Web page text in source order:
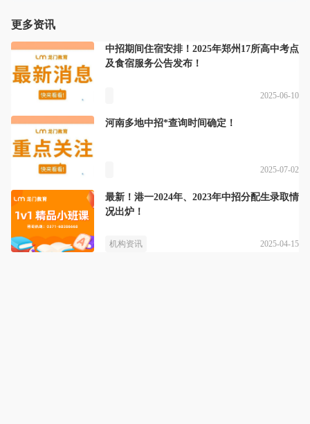
更多资讯
中招期间住宿安排！2025年郑州17所高中考点
及食宿服务公告发布！
2025-06-10
河南多地中招*查询时间确定！
2025-07-02
最新！港一2024年、2023年中招分配生录取情
况出炉！
机构资讯 2025-04-15